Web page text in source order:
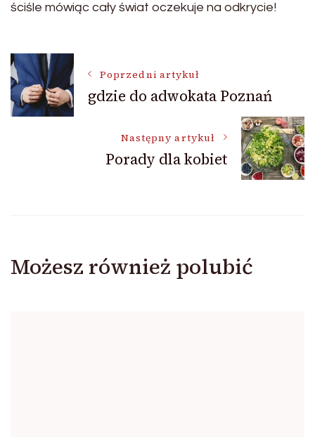
ściśle mówiąc cały świat oczekuje na odkrycie!
Nawigacja
wpisu
Poprzedni artykuł
gdzie do adwokata Poznań
Następny artykuł
Porady dla kobiet
Możesz również polubić